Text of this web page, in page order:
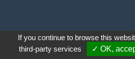
If you continue to browse this
third-party services
✓ OK,